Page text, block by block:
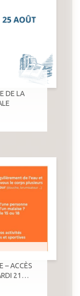
DE LA
– ACCÈS
21